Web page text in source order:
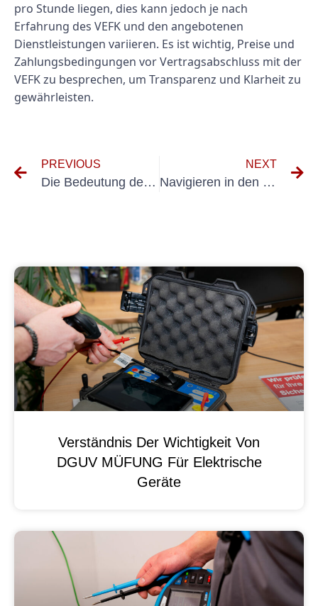
pro Stunde liegen, dies kann jedoch je nach
Erfahrung des VEFK und den angebotenen
Dienstleistungen variieren. Es ist wichtig, Preise und
Zahlungsbedingungen vor Vertragsabschluss mit der
VEFK zu besprechen, um Transparenz und Klarheit zu
gewährleisten.
PREVIOUS
Die Bedeutung des Testens tragbarer Geräte in der Friseurbranche
NEXT
Navigieren in den VDS-Richtlinien: Anforderungen an elektrische Anlagen in industriellen Umgebungen
Verständnis Der Wichtigkeit Von
DGUV MÜFUNG Für Elektrische
Geräte